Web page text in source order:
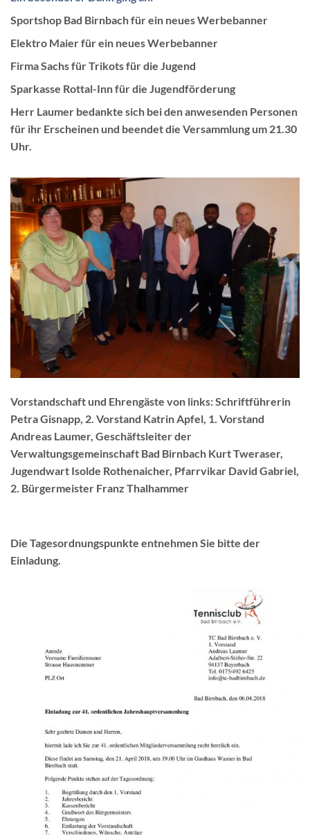
Sportshop Bad Birnbach für ein neues Werbebanner
Elektro Maier für ein neues Werbebanner
Firma Sachs für Trikots für die Jugend
Sparkasse Rottal-Inn für die Jugendförderung
Herr Laumer bedankte sich bei den anwesenden Personen
für ihr Erscheinen und beendet die Versammlung um 21.30
Uhr.
Vorstandschaft und Ehrengäste von links: Schriftführerin
Petra Gisnapp, 2. Vorstand Katrin Apfel, 1. Vorstand
Andreas Laumer, Geschäftsleiter der
Verwaltungsgemeinschaft Bad Birnbach Kurt Tweraser,
Jugendwart Isolde Rothenaicher, Pfarrvikar David Gabriel,
2. Bürgermeister Franz Thalhammer
Die Tagesordnungspunkte entnehmen Sie bitte der
Einladung.